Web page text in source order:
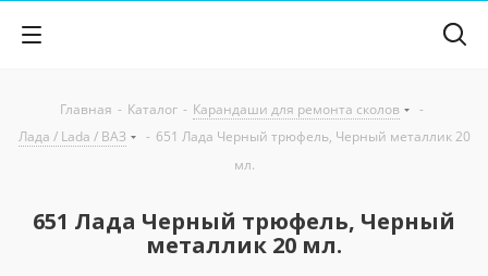
Главная - Каталог - Карандаши для ремонта сколов
-
Лада / Lada / ВАЗ
- 651 Лада Черный трюфель, Черный металлик 20
мл.
651 Лада Черный трюфель, Черный
металлик 20 мл.